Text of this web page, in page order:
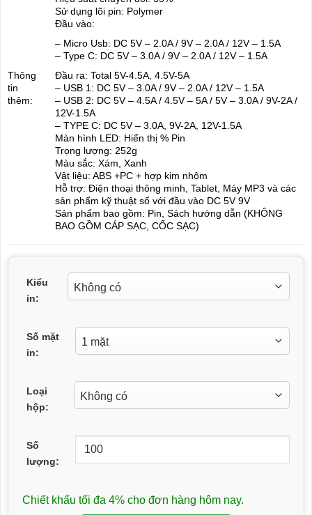
Thông
tin
thêm:
Sử dụng lõi pin: Polymer
Đầu vào:
– Micro Usb: DC 5V – 2.0A / 9V – 2.0A / 12V – 1.5A
– Type C: DC 5V – 3.0A / 9V – 2.0A / 12V – 1.5A
Đầu ra: Total 5V-4.5A, 4.5V-5A
– USB 1: DC 5V – 3.0A / 9V – 2.0A / 12V – 1.5A
– USB 2: DC 5V – 4.5A / 4.5V – 5A / 5V – 3.0A / 9V-2A /
12V-1.5A
– TYPE C: DC 5V – 3.0A, 9V-2A, 12V-1.5A
Màn hình LED: Hiển thị % Pin
Trọng lượng: 252g
Màu sắc: Xám, Xanh
Vật liệu: ABS +PC + hợp kim nhôm
Hỗ trợ: Điện thoại thông minh, Tablet, Máy MP3 và các
sản phẩm kỹ thuật số với đầu vào DC 5V 9V
Sản phẩm bao gồm: Pin, Sách hướng dẫn (KHÔNG
BAO GỒM CÁP SẠC, CỐC SẠC)
Kiểu
in:
Số mặt
in:
Loại
hộp:
Số
lượng:
Chiết khấu tối đa 4% cho đơn hàng hôm nay.